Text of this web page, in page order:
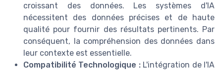
croissant des données. Les systèmes d'IA
nécessitent des données précises et de haute
qualité pour fournir des résultats pertinents. Par
conséquent, la compréhension des données dans
leur contexte est essentielle.
Compatibilité Technologique :L'intégration de l'IA